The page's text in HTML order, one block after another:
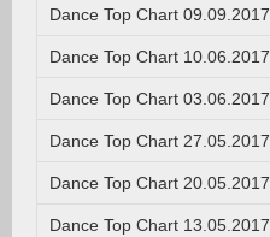
Dance Top Chart 09.09.2017.
Dance Top Chart 10.06.2017.
Dance Top Chart 03.06.2017.
Dance Top Chart 27.05.2017.
Dance Top Chart 20.05.2017.
Dance Top Chart 13.05.2017.